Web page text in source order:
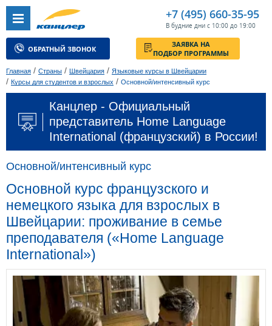
+7 (495) 660-35-95
В будние дни с 10:00 до 19:00
ОБРАТНЫЙ ЗВОНОК
ЗАЯВКА НА
ПОДБОР ПРОГРАММЫ
Главная / Страны / Швейцария / Языковые курсы в Швейцарии
/ Курсы для студентов и взрослых / Основной/интенсивный курс
Канцлер - Официальный
представитель Home Language
International (французский) в России!
Основной/интенсивный курс
Основной курс французского и
немецкого языка для взрослых в
Швейцарии: проживание в семье
преподавателя («Home Language
International»)